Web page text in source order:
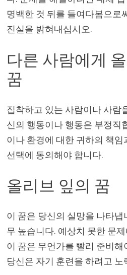
명백한 것 뒤를 들여다봄으로
진실을 밝혀내십시오.
다른 사람에게
꿈
집착하고 있는 사람이나 사람
신의 행동이나 행동은 부정직
이나 환경에 대한 귀하의 책
선택에 동의해야 합니다.
올리브 잎의 꿈
이 꿈은 당신의 실망을 나타냅
무 높습니다. 예상치 못한 문
이 꿈은 무언가를 빨리 준비
당신은 자기 훈련을 하려고